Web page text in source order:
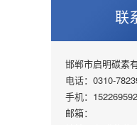
联
邯郸市启明碳素
电话：0310-
手机：
邮箱：